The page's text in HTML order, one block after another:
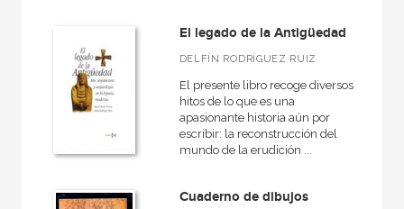
Rústica
CATÁLOGOS PDF
El legado de la Antigüedad
DELFÍN RODRÍGUEZ RUIZ
El presente libro recoge diversos
hitos de lo que es una
apasionante historia aún por
escribir: la reconstrucción del
mundo de la erudición ...
Cuaderno de dibujos